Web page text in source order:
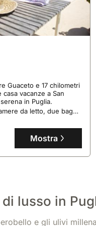
Petra Suite offre
completa di piscina
Mostra
Guaceto e 17 chilometri
vacanze a San
in Puglia.
da letto, due bagni,
attrezzata
a una piscina privata e
Mostra
lusso in
e gli ulivi